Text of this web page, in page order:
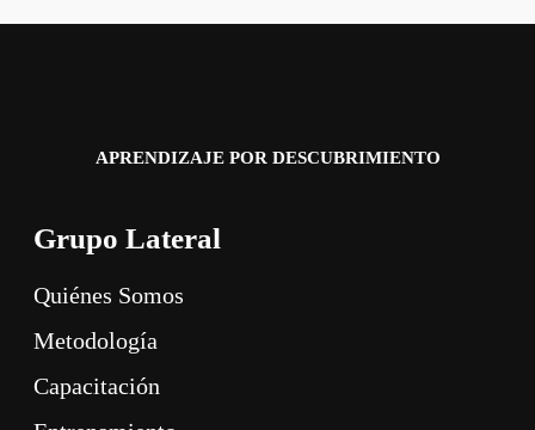
APRENDIZAJE POR DESCUBRIMIENTO
Grupo Lateral
Quiénes Somos
Metodología
Capacitación